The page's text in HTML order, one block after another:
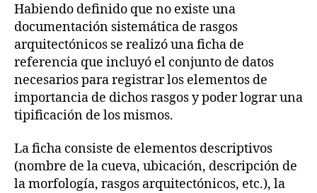
Habiendo definido que no existe una
documentación sistemática de rasgos
arquitectónicos se realizó una ficha de
referencia que incluyó el conjunto de datos
necesarios para registrar los elementos de
importancia de dichos rasgos y poder lograr una
tipificación de los mismos.
La ficha consiste de elementos descriptivos
(nombre de la cueva, ubicación, descripción de
la morfología, rasgos arquitectónicos, etc.), la